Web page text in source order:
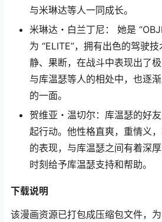
与米琳达等人一同成长。
米琳达・白兰丁尼： 她是
为 “ELITE”，拥有出色的驾驶
静、果断，在战斗中表现出了
与库温瑟等人的相处中，也逐
的一面。
贺维亚・温切尔：库温瑟的好
起行动。他性格直爽，重情义
的表现，与库温瑟之间有着深
时刻给予库温瑟支持和帮助。
下载说明
该漫画资源已打包成压缩包文件，